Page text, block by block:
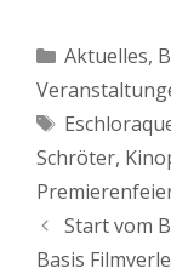
Kategorien
Aktuelles,
Schröter,
Start vom
Basis